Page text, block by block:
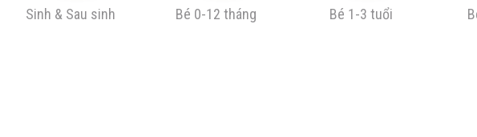
Sinh & Sau sinh Bé 0-12 tháng Bé 1-3 tuổi